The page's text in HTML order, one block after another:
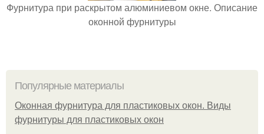
Фурнитура при раскрытом алюминиевом окне. Описание
оконной фурнитуры
Популярные материалы
Оконная фурнитура для пластиковых окон. Виды
фурнитуры для пластиковых окон